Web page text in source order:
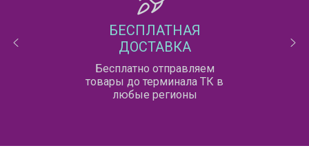
БЕСПЛАТНАЯ
ДОСТАВКА
Бесплатно отправляем
товары до терминала ТК в
любые регионы